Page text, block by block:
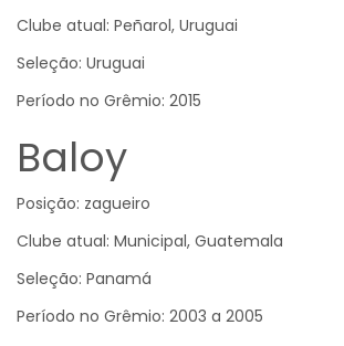
Clube atual: Peñarol, Uruguai
Seleção: Uruguai
Período no Grêmio: 2015
Baloy
Posição: zagueiro
Clube atual: Municipal, Guatemala
Seleção: Panamá
Período no Grêmio: 2003 a 2005